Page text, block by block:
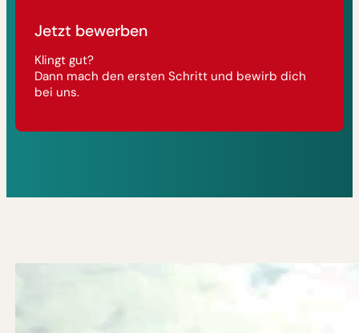
Jetzt bewerben
Klingt gut?
Dann mach den ersten Schritt und bewirb dich
bei uns.